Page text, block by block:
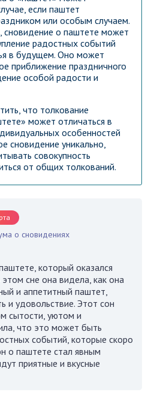
если паштет
или особым случаем.
сновидение о паштете может
радостных событий
в будущем. Оно может
приближение праздничного
особой радости и
что толкование
может отличаться в
особенностей
сновидение уникально,
совокупность
от общих толкований.
о сновидениях
который оказался
сне она видела, как она
и аппетитный паштет,
и удовольствие. Этот сон
сытости, уютом и
что это может быть
событий, которые скоро
о паштете стал явным
приятные и вкусные